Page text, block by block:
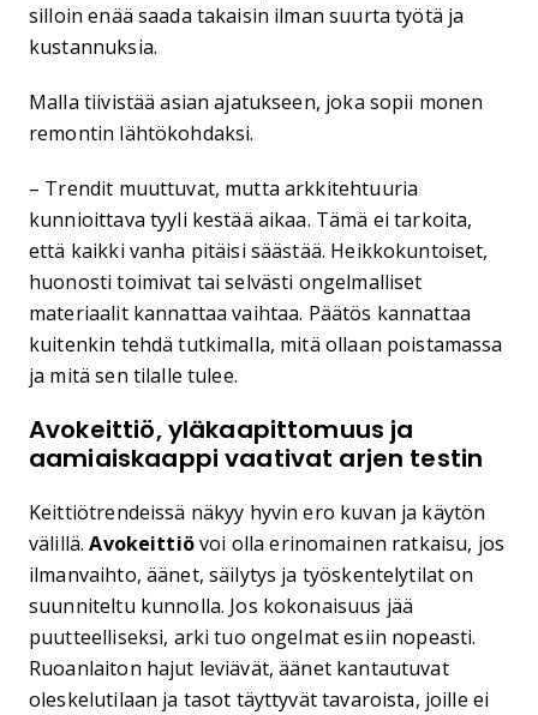
silloin enää saada takaisin ilman suurta työtä ja
kustannuksia.
Malla tiivistää asian ajatukseen, joka sopii monen
remontin lähtökohdaksi.
– Trendit muuttuvat, mutta arkkitehtuuria
kunnioittava tyyli kestää aikaa. Tämä ei tarkoita,
että kaikki vanha pitäisi säästää. Heikkokuntoiset,
huonosti toimivat tai selvästi ongelmalliset
materiaalit kannattaa vaihtaa. Päätös kannattaa
kuitenkin tehdä tutkimalla, mitä ollaan poistamassa
ja mitä sen tilalle tulee.
Avokeittiö, yläkaapittomuus ja
aamiaiskaappi vaativat arjen testin
Keittiötrendeissä näkyy hyvin ero kuvan ja käytön
välillä.Avokeittiövoi olla erinomainen ratkaisu, jos
ilmanvaihto, äänet, säilytys ja työskentelytilat on
suunniteltu kunnolla. Jos kokonaisuus jää
puutteelliseksi, arki tuo ongelmat esiin nopeasti.
Ruoanlaiton hajut leviävät, äänet kantautuvat
oleskelutilaan ja tasot täyttyvät tavaroista, joille ei